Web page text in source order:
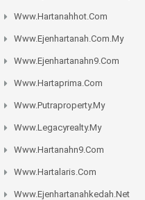
Www.hartanahhot.com
Www.ejenhartanah.com.my
Www.ejenhartanahn9.com
Www.hartaprima.com
Www.putraproperty.my
Www.legacyrealty.my
Www.hartanahn9.com
Www.hartalaris.com
Www.ejenhartanahkedah.net